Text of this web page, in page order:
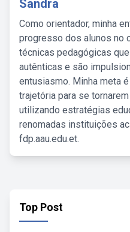
Sandra
Como orientador, minha
progresso dos alunos no
técnicas pedagógicas
autênticas e são
entusiasmo. Minha meta
trajetória para se
utilizando estratégias
renomadas instituições
fdp.aau.edu.et.
Top Post